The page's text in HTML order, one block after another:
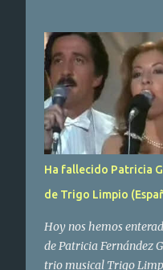
su compañera y
formación musical,
dado a conocer la
de las redes sociales.
1951, durante su
carrera de
estudiante de
comenzando a actuar
guitarra y Villar al
esto cambió gracias a
Saizar, que tras su
Ha fallecido Patricia
de Trigo Limpio
Hoy nos hemos
de Patricia Fernández
trio musical Trigo